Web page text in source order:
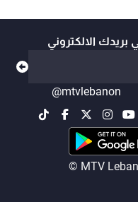
بريدك الالكتروني
@mtvlebanon
© MTV